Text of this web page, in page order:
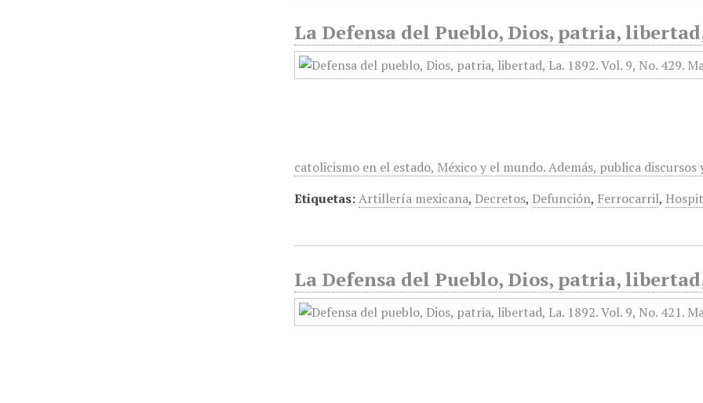
La Defensa del Pueblo, Dios, patria,
catolicismo en el estado, México y el mundo. Además, publica
Etiquetas:Artillería mexicana, Decretos, Defunción, Ferrocarril,
La Defensa del Pueblo, Dios, patria,